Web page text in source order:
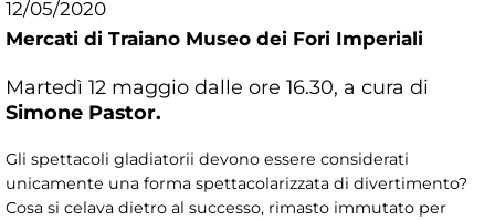
12/05/2020
Mercati di Traiano Museo dei Fori Imperiali
Martedì 12 maggio dalle ore 16.30, a cura di
Simone Pastor.
Gli spettacoli gladiatorii devono essere considerati
unicamente una forma spettacolarizzata di divertimento?
Cosa si celava dietro al successo, rimasto immutato per